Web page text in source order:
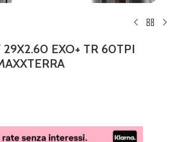
EXO+ TR 60TPI